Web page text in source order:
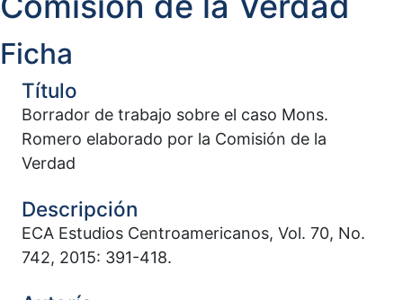
Ficha
Título
Borrador de trabajo sobre el caso Mons.
Romero elaborado por la Comisión de la
Verdad
Descripción
ECA Estudios Centroamericanos, Vol. 70, No.
742, 2015: 391-418.